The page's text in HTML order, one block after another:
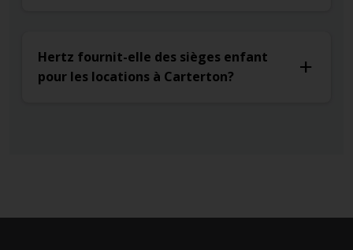
Hertz fournit-elle des sièges enfant
pour les locations à Carterton?